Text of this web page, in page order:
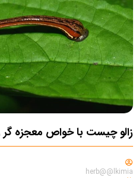
زالو چیست با خواص معجزه گر
herb@@lkimia